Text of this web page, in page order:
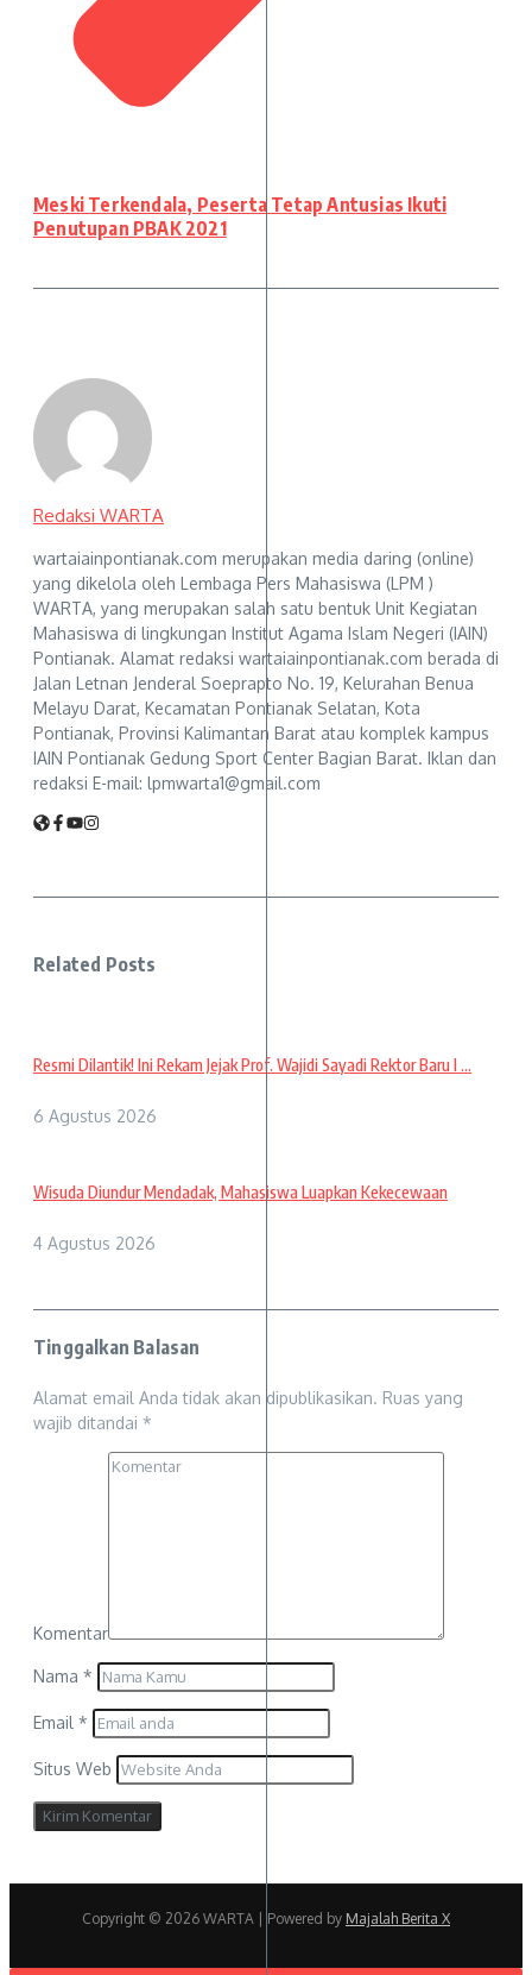
Meski Terkendala, Peserta Tetap Antusias Ikuti
Penutupan PBAK 2021
Redaksi WARTA
wartaiainpontianak.com merupakan media daring (online)
yang dikelola oleh Lembaga Pers Mahasiswa (LPM )
WARTA, yang merupakan salah satu bentuk Unit Kegiatan
Mahasiswa di lingkungan Institut Agama Islam Negeri (IAIN)
Pontianak. Alamat redaksi wartaiainpontianak.com berada di
Jalan Letnan Jenderal Soeprapto No. 19, Kelurahan Benua
Melayu Darat, Kecamatan Pontianak Selatan, Kota
Pontianak, Provinsi Kalimantan Barat atau komplek kampus
IAIN Pontianak Gedung Sport Center Bagian Barat. Iklan dan
redaksi E-mail: lpmwarta1@gmail.com
Related Posts
Resmi Dilantik! Ini Rekam Jejak Prof. Wajidi Sayadi Rektor Baru I ...
6 Agustus 2026
Wisuda Diundur Mendadak, Mahasiswa Luapkan Kekecewaan
4 Agustus 2026
Tinggalkan Balasan
Alamat email Anda tidak akan dipublikasikan. Ruas yang
wajib ditandai *
Komentar
Nama *
Email *
Situs Web
Copyright © 2026 WARTA | Powered by Majalah Berita X